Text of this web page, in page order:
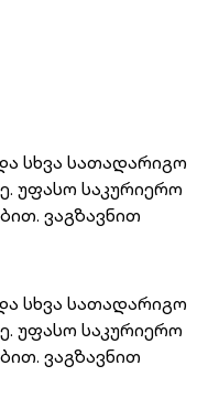
სხვა სათადარიგო
უფასო საკურიერო
ვაგზავნით
სხვა სათადარიგო
ვაგზავნით